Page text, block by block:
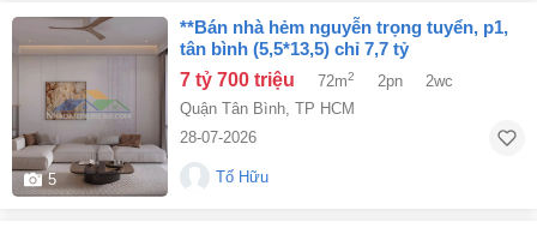
5
**bán nhà hẻm nguyễn trọng tuyển, p1,
tân bình (5,5*13,5) chỉ 7,7 tỷ
7 tỷ 700 triệu 72m2 2pn
2wc
Quận Tân Bình TP HCM
28-07-2026
Tố Hữu